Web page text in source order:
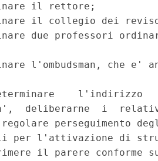
il rettore;
il collegio dei
due professori
l'ombudsman, che e'
l'indirizzo
deliberarne  i
perseguimento
per l'attivazione di
il parere conforme